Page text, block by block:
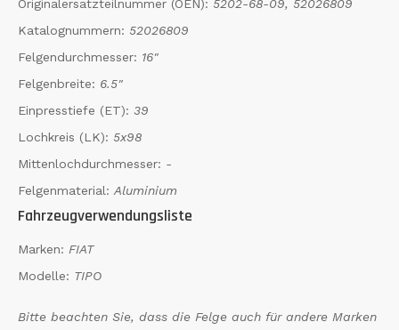
Originalersatzteilnummer (OEN): 5202-68-09, 52026809
Katalognummern: 52026809
Felgendurchmesser: 16"
Felgenbreite: 6.5"
Einpresstiefe (ET): 39
Lochkreis (LK): 5x98
Mittenlochdurchmesser: -
Felgenmaterial: Aluminium
Fahrzeugverwendungsliste
Marken: FIAT
Modelle: TIPO
Bitte beachten Sie, dass die Felge auch für andere Marken